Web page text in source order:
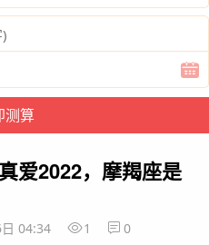
爱2022，摩羯座是
04:34 1 0